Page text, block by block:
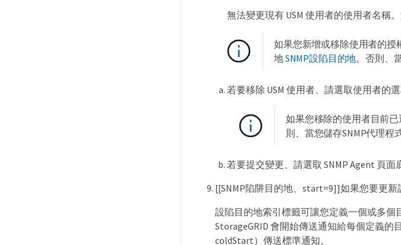
無法變更現有 USM 使用者的使用者名稱
如果您新增或移除使用者的授
地SNMP設陷目的地。否則、
若要移除 USM 使用者、請選取使用者的
如果您移除的使用者目前
則、當您儲存SNMP代理程
若要提交變更、請選取 SNMP Agent 頁面
[[SNMP陷阱目的地、start=9]]如果您要更
設陷目的地索引標籤可讓您定義一個或多個
StorageGRID 會開始傳送通知給每個定義
coldStart）傳送標準通知。